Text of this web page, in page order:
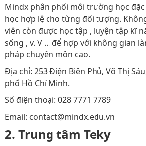
Mindx phân phối môi trường học
học hợp lệ cho từng đối tượng.
viên còn được học tập , luyện tập kĩ
sống , v. V ... để hợp với không gian
pháp chuyên môn cao.
Địa chỉ: 253 Điện Biên Phủ, Võ Thị
phố Hồ Chí Minh.
Số điện thoại: 028 7771 7789
Email: contact@mindx.edu.vn
2. Trung tâm Teky